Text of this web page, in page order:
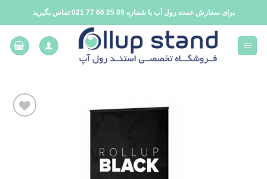
محتوا
برای سفارش عمده رول آپ با شماره 89 25 66 77 021 تماس بگیرید